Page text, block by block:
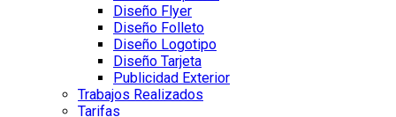
Diseño Flyer
Diseño Folleto
Diseño Logotipo
Diseño Tarjeta
Publicidad Exterior
Trabajos Realizados
Tarifas